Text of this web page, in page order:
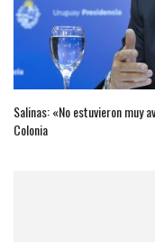
Salinas: «No estuvieron muy
Colonia